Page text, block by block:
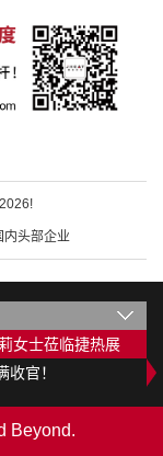
内头部企业
女士莅临捷热展
官！
Beyond.